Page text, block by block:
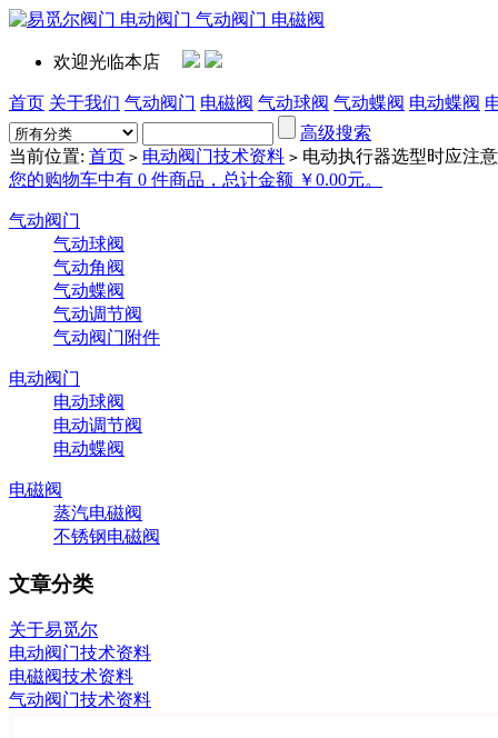
欢迎光临本店
首页 关于我们 气动阀门 电磁阀 气动球阀 气动蝶阀 电动蝶阀
高级搜索
当前位置: 首页 > 电动阀门技术资料 > 电动执行器选型时应注
您的购物车中有 0 件商品，总计金额 ￥0.00元。
气动阀门
气动球阀
气动角阀
气动蝶阀
气动调节阀
气动阀门附件
电动阀门
电动球阀
电动调节阀
电动蝶阀
电磁阀
蒸汽电磁阀
不锈钢电磁阀
文章分类
关于易觅尔
电动阀门技术资料
电磁阀技术资料
气动阀门技术资料